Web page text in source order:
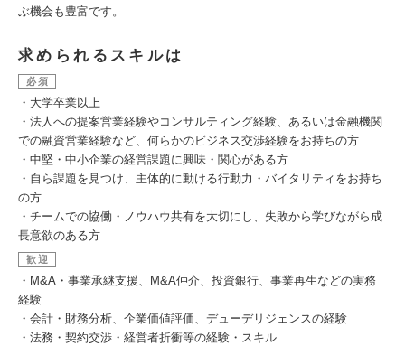
ぶ機会も豊富です。
求められるスキルは
必須
・大学卒業以上
・法人への提案営業経験やコンサルティング経験、あるいは金融機関
での融資営業経験など、何らかのビジネス交渉経験をお持ちの方
・中堅・中小企業の経営課題に興味・関心がある方
・自ら課題を見つけ、主体的に動ける行動力・バイタリティをお持ち
の方
・チームでの協働・ノウハウ共有を大切にし、失敗から学びながら成
長意欲のある方
歓迎
・M&A・事業承継支援、M&A仲介、投資銀行、事業再生などの実務
経験
・会計・財務分析、企業価値評価、デューデリジェンスの経験
・法務・契約交渉・経営者折衝等の経験・スキル